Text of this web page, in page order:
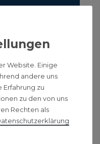
Betätigung
- Versandkostenfrei ab 500 €
Website. Einige
andere uns
Erfahrung zu
zu den von uns
Rechten als